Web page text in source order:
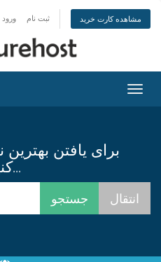
ورود ثبت نام مشاهده کارت خرید
تغییر
برای یافتن
کنید...